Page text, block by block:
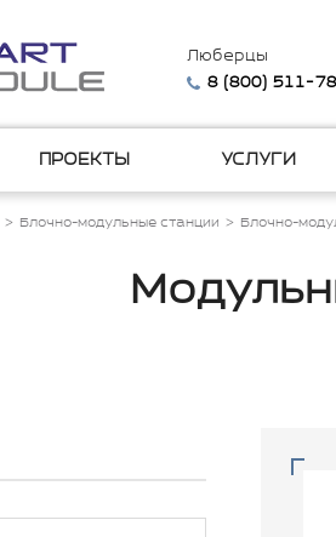
Люберцы
8 (800) 511-
ПРОЕКТЫ УСЛУГИ
Блочно-модульные станции Блочно-